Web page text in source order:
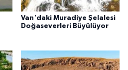
Van'daki Muradiye Şelalesi
Doğaseverleri Büyülüyor